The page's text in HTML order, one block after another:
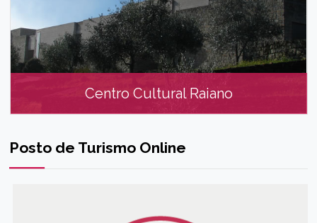
Centro Cultural Raiano
Posto de Turismo Online